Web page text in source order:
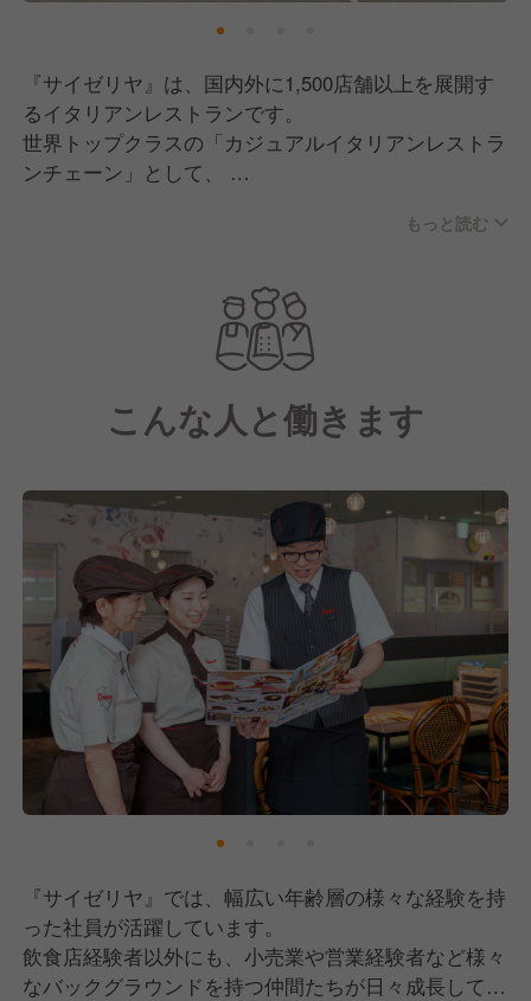
『サイゼリヤ』は、国内外に1,500店舗以上を展開す
るイタリアンレストランです。
世界トップクラスの「カジュアルイタリアンレストラ
ンチェーン」として、
「日々の価値ある食事の提案と挑戦」を経営理念に掲
日常生活の中で気軽にご利用いただけるよう、おいし
さとリーズナブルへの挑戦を続けています。
選択を行うことで、食を通して豊かさを提供していま
す。
食を通じた社会貢献に向けて、私たちと共に成長して
くていきませんか？
もっと読む
こんな人と働きます
『サイゼリヤ』では、幅広い年齢層の様々な経験を持
った社員が活躍しています。
飲食店経験者以外にも、小売業や営業経験者など様々
なバックグラウンドを持つ仲間たちが日々成長してい